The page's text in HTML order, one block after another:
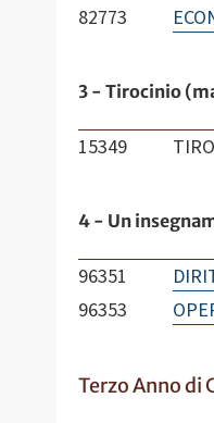
82773
3 - Tirocinio
15349
4 - Un
96351
96353
Terzo Anno di